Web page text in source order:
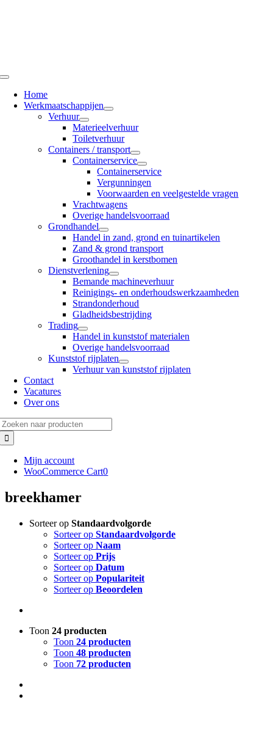
Toggle
NavigationHome
Werkmaatschappijen
Verhuur
Materieelverhuur
Toiletverhuur
Containers / transport
Containerservice
Containerservice
Vergunningen
Voorwaarden en veelgestelde vragen
Vrachtwagens
Overige handelsvoorraad
Grondhandel
Handel in zand, grond en tuinartikelen
Zand & grond transport
Groothandel in kerstbomen
Dienstverlening
Bemande machineverhuur
Reinigings- en onderhoudswerkzaamheden
Strandonderhoud
Gladheidsbestrijding
Trading
Handel in kunststof materialen
Overige handelsvoorraad
Kunststof rijplaten
Verhuur van kunststof rijplaten
Contact
Vacatures
Over ons
Mijn account
WooCommerce Cart0
breekhamer
Sorteer op Standaardvolgorde
Sorteer op Standaardvolgorde
Sorteer op Naam
Sorteer op Prijs
Sorteer op Datum
Sorteer op Populariteit
Sorteer op Beoordelen
Toon 24 producten
Toon 24 producten
Toon 48 producten
Toon 72 producten